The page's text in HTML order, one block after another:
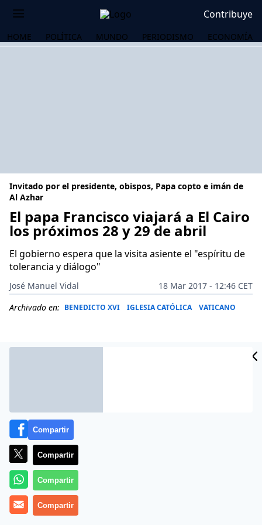
Contribuye
HOME POLÍTICA MUNDO PERIODISMO ECONOMÍA
Invitado por el presidente, obispos, Papa copto e imán de
Al Azhar
El papa Francisco viajará a El Cairo
los próximos 28 y 29 de abril
El gobierno espera que la visita asiente el "espíritu de
tolerancia y diálogo"
José Manuel Vidal
18 Mar 2017 - 12:46 CET
Archivado en: BENEDICTO XVI IGLESIA CATÓLICA VATICANO
Más información
Compartir
Compartir
Compartir
Compartir